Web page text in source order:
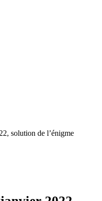
solution de l’énigme